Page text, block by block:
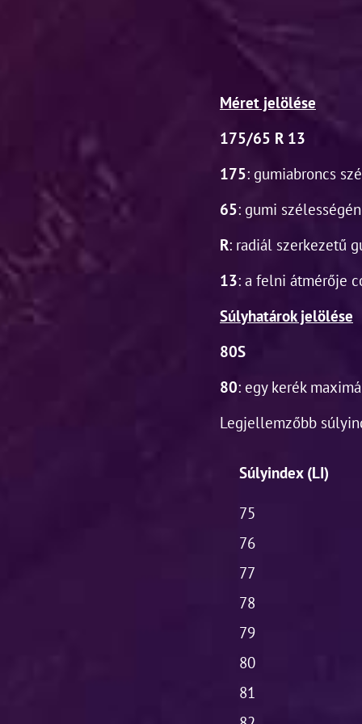
Méret jelölése
175/65 R 13
175: gumiabroncs
65: gumi
R: radiál szerkezetű
13: a felni átmérője
Súlyhatárok jelölése
80S
80: egy kerék
Legjellemzőbb
Súlyindex (LI)
75
76
77
78
79
80
81